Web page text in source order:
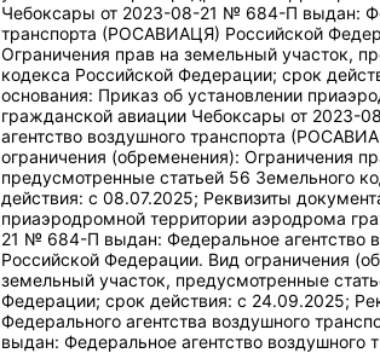
Чебоксары от 2023-08-21 № 684-П выдан:
транспорта (РОСАВИАЦЯ) Российской
Ограничения прав на земельный участок,
кодекса Российской Федерации; срок
основания: Приказ об установлении
гражданской авиации Чебоксары от
агентство воздушного транспорта
ограничения (обременения): Ограничения
предусмотренные статьей 56 Земельного
действия: c 08.07.2025; Реквизиты
приаэродромной территории аэродрома
21 № 684-П выдан: Федеральное агентство
Российской Федерации. Вид ограничения
земельный участок, предусмотренные
Федерации; срок действия: c 24.09.2025;
Федерального агентства воздушного
выдан: Федеральное агентство